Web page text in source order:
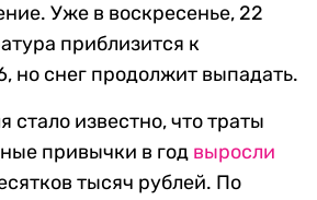
Уже в воскресенье, 22
приблизится к
но снег продолжит выпадать.
стало известно, что траты
привычки в год выросли
тысяч рублей. По